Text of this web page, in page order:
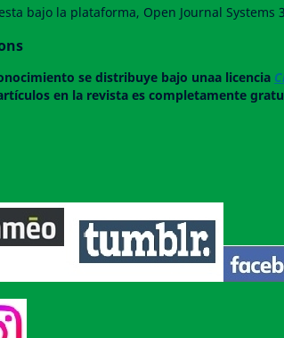
bajo la plataforma, Open Journal Systems
se distribuye bajo unaa licencia
en la revista es completamente